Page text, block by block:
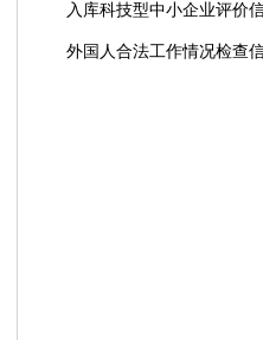
入库科技型中小企业评价
外国人合法工作情况检查